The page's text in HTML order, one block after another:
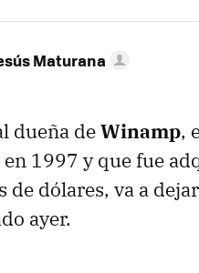
Maturana
dueña deWinamp,
1997 y que fue
de dólares, va a
ayer.